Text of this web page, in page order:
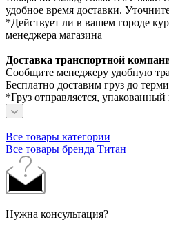
удобное время доставки.
*Действует ли в вашем городе
менеджера магазина
Доставка транспортной
Сообщите менеджеру удобную
Бесплатно доставим груз до
*Груз отправляется, упакованный
Все товары категории
Все товары бренда Титан
Нужна консультация?